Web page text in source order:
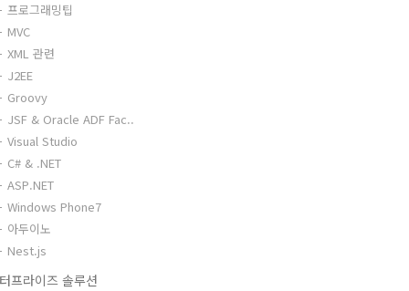
프로그래밍팁
MVC
XML 관련
J2EE
Groovy
JSF & Oracle ADF Fac..
Visual Studio
C# & .NET
ASP.NET
Windows Phone7
아두이노
Nest.js
프라이즈 솔루션